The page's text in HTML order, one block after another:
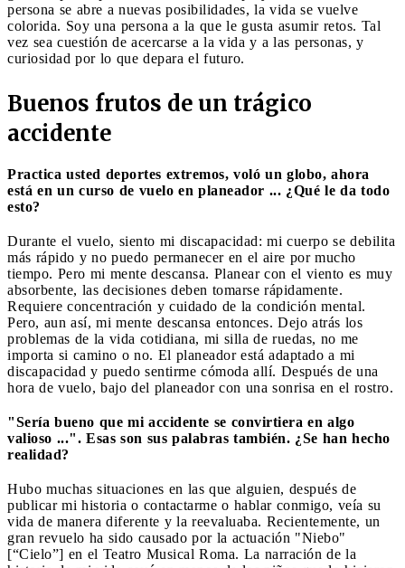
persona se abre a nuevas posibilidades, la vida se vuelve
colorida. Soy una persona a la que le gusta asumir retos. Tal
vez sea cuestión de acercarse a la vida y a las personas, y
curiosidad por lo que depara el futuro.
Buenos frutos de un trágico
accidente
Practica usted deportes extremos, voló un globo, ahora
está en un curso de vuelo en planeador ... ¿Qué le da todo
esto?
Durante el vuelo, siento mi discapacidad: mi cuerpo se debilita
más rápido y no puedo permanecer en el aire por mucho
tiempo. Pero mi mente descansa. Planear con el viento es muy
absorbente, las decisiones deben tomarse rápidamente.
Requiere concentración y cuidado de la condición mental.
Pero, aun así, mi mente descansa entonces. Dejo atrás los
problemas de la vida cotidiana, mi silla de ruedas, no me
importa si camino o no. El planeador está adaptado a mi
discapacidad y puedo sentirme cómoda allí. Después de una
hora de vuelo, bajo del planeador con una sonrisa en el rostro.
"Sería bueno que mi accidente se convirtiera en algo
valioso ...". Esas son sus palabras también. ¿Se han hecho
realidad?
Hubo muchas situaciones en las que alguien, después de
publicar mi historia o contactarme o hablar conmigo, veía su
vida de manera diferente y la reevaluaba. Recientemente, un
gran revuelo ha sido causado por la actuación "Niebo"
[“Cielo”] en el Teatro Musical Roma. La narración de la